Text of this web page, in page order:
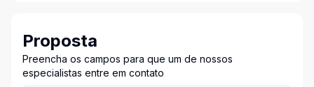
Proposta
Preencha os campos para que um de nossos
especialistas entre em contato